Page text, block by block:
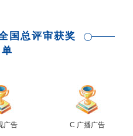
国总评审获奖
广告 C 广播广告